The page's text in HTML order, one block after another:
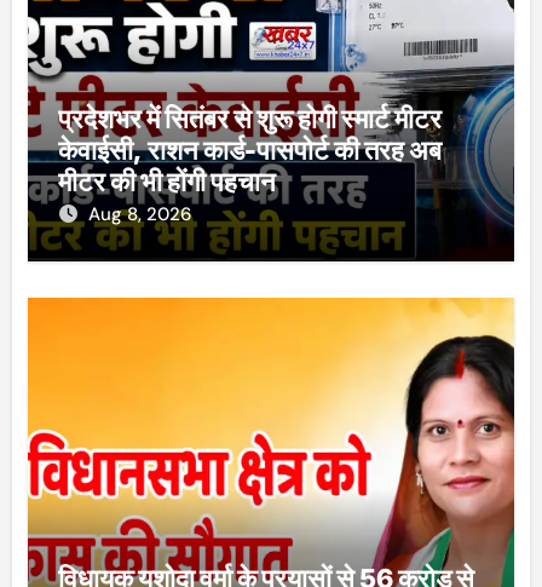
प्रदेशभर में सितंबर से शुरू होगी स्मार्ट मीटर
केवाईसी, राशन कार्ड-पासपोर्ट की तरह अब
मीटर की भी होंगी पहचान
Aug 8, 2026
विधायक यशोदा वर्मा के प्रयासों से 56 करोड़ से